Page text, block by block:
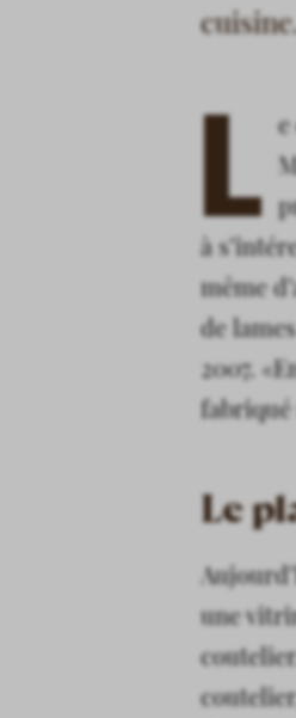
L
à
même
de
2007.
Le
une